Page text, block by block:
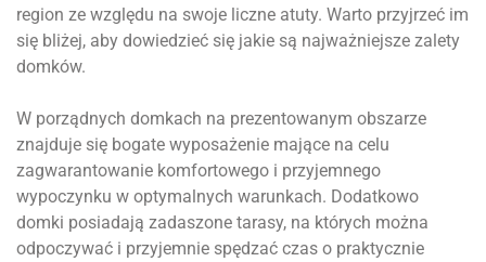
region ze względu na swoje liczne atuty. Warto przyjrzeć im
się bliżej, aby dowiedzieć się jakie są najważniejsze zalety
domków.
W porządnych domkach na prezentowanym obszarze
znajduje się bogate wyposażenie mające na celu
zagwarantowanie komfortowego i przyjemnego
wypoczynku w optymalnych warunkach. Dodatkowo
domki posiadają zadaszone tarasy, na których można
odpoczywać i przyjemnie spędzać czas o praktycznie